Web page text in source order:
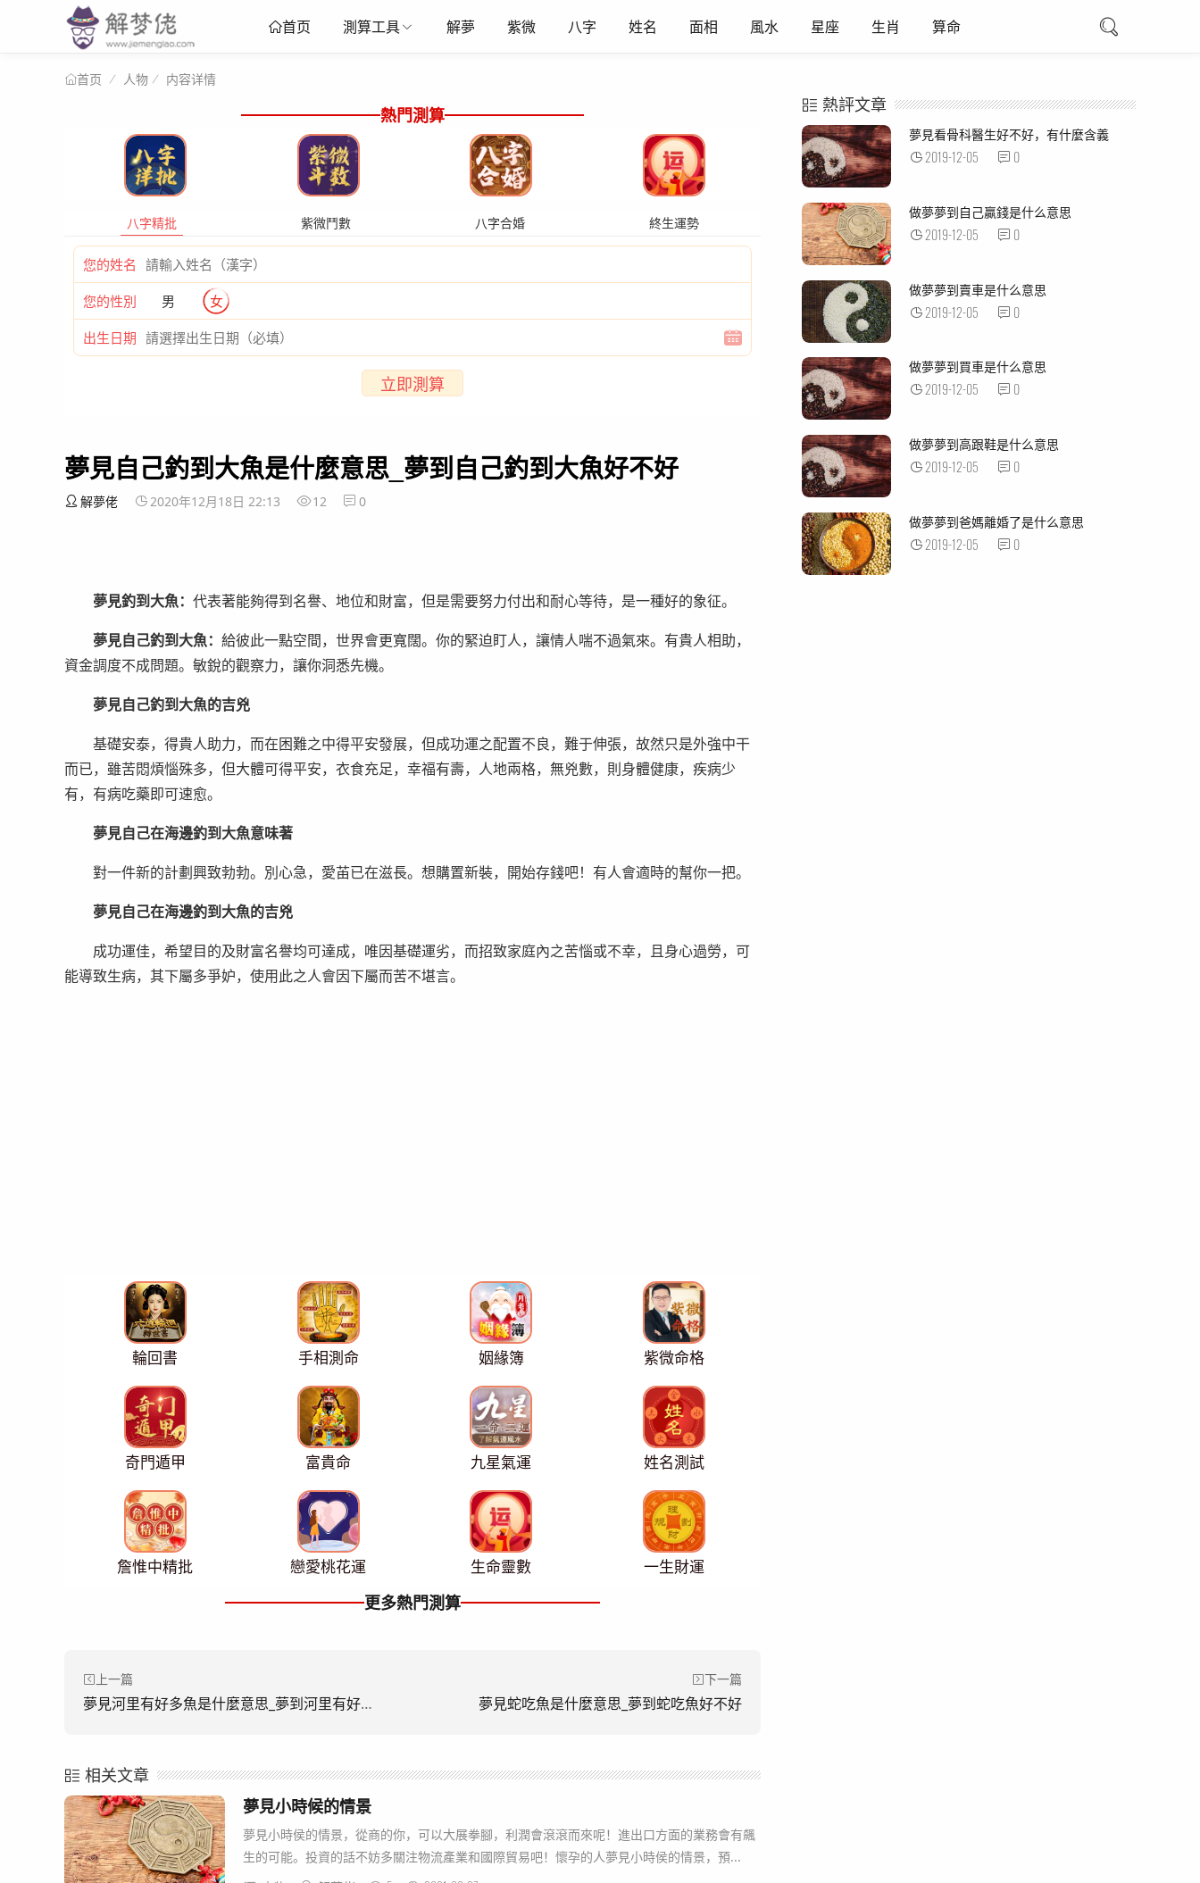
首页 測算工具 解夢 紫微 八字 姓名 面相 風水 星座 生肖 算命
首页 人物 内容详情
熱門測算
八字精批 紫微鬥數 八字合婚 終生運勢
您的姓名
您的性別 男 女
出生日期
立即測算
夢見自己釣到大魚是什麼意思_夢到自己釣到大魚好不好
解夢佬 2020年12月18日 22:13 12 0
夢見釣到大魚： 代表著能夠得到名譽、地位和財富，但是需要努力付出和耐心等待，是一種好的象征。
夢見自己釣到大魚： 給彼此一點空間，世界會更寬闊。你的緊迫盯人，讓情人喘不過氣來。有貴人相助，
資金調度不成問題。敏銳的觀察力，讓你洞悉先機。
夢見自己釣到大魚的吉兇
基礎安泰，得貴人助力，而在困難之中得平安發展，但成功運之配置不良，難于伸張，故然只是外強中干
而已，雖苦悶煩惱殊多，但大體可得平安，衣食充足，幸福有壽，人地兩格，無兇數，則身體健康，疾病少
有，有病吃藥即可速愈。
夢見自己在海邊釣到大魚意味著
對一件新的計劃興致勃勃。別心急，愛苖已在滋長。想購置新裝，開始存錢吧！有人會適時的幫你一把。
夢見自己在海邊釣到大魚的吉兇
成功運佳，希望目的及財富名譽均可達成，唯因基礎運劣，而招致家庭內之苦惱或不幸，且身心過勞，可
能導致生病，其下屬多爭妒，使用此之人會因下屬而苦不堪言。
輪回書 手相測命 姻緣簿 紫微命格
奇門遁甲 富貴命 九星氣運 姓名測試
詹惟中精批 戀愛桃花運 生命靈數 一生財運
更多熱門測算
上一篇
夢見河里有好多魚是什麼意思_夢到河里有好多魚好不好
下一篇
夢見蛇吃魚是什麼意思_夢到蛇吃魚好不好
相关文章
夢見小時候的情景
夢見小時侯的情景，從商的你，可以大展拳腳，利潤會滾滾而來呢！進出口方面的業務會有飆
生的可能。投資的話不妨多關注物流產業和國際貿易吧！懷孕的人夢見小時侯的情景，預...
熱評文章
夢見看骨科醫生好不好，有什麼含義
2019-12-05 0
做夢夢到自己贏錢是什么意思
2019-12-05 0
做夢夢到賣車是什么意思
2019-12-05 0
做夢夢到買車是什么意思
2019-12-05 0
做夢夢到高跟鞋是什么意思
2019-12-05 0
做夢夢到爸媽離婚了是什么意思
2019-12-05 0